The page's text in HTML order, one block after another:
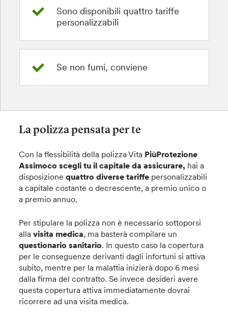
Sono disponibili quattro tariffe
personalizzabili
Se non fumi, conviene
La polizza pensata per te
Con la flessibilità della polizza Vita PiùProtezione
Assimoco scegli tu il capitale da assicurare, hai a
disposizione quattro diverse tariffe personalizzabili
a capitale costante o decrescente, a premio unico o
a premio annuo.
Per stipulare la polizza non è necessario sottoporsi
allavisita medica, ma basterà compilare un
questionario sanitario. In questo caso la copertura
per le conseguenze derivanti dagli infortuni si attiva
subito, mentre per la malattia inizierà dopo 6 mesi
dalla firma del contratto. Se invece desideri avere
questa copertura attiva immediatamente dovrai
ricorrere ad una visita medica.